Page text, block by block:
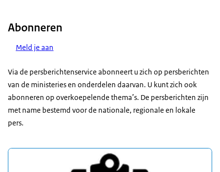
Abonneren
Meld je aan
Via de persberichtenservice abonneert u zich op persberichten
van de ministeries en onderdelen daarvan. U kunt zich ook
abonneren op overkoepelende thema’s. De persberichten zijn
met name bestemd voor de nationale, regionale en lokale
pers.
Uitgelicht